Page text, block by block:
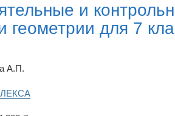
и
геометрии для 7
А.П.